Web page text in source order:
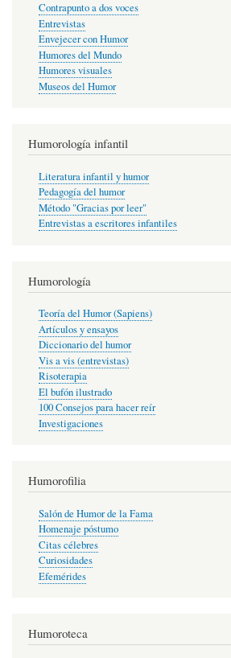
Contrapunto a dos voces
Entrevistas
Envejecer con Humor
Humores del Mundo
Humores visuales
Museos del Humor
Humorología infantil
Literatura infantil y humor
Pedagogía del humor
Método "Gracias por leer"
Entrevistas a escritores infantiles
Humorología
Teoría del Humor (Sapiens)
Artículos y ensayos
Diccionario del humor
Vis a vis (entrevistas)
Risoterapia
El bufón ilustrado
100 Consejos para hacer reír
Investigaciones
Humorofilia
Salón de Humor de la Fama
Homenaje póstumo
Citas célebres
Curiosidades
Efemérides
Humoroteca